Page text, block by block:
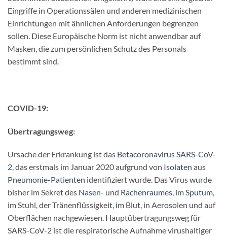
Eingriffe in Operationssälen und anderen medizinischen
Einrichtungen mit ähnlichen Anforderungen begrenzen
sollen. Diese Europäische Norm ist nicht anwendbar auf
Masken, die zum persönlichen Schutz des Personals
bestimmt sind.
COVID-19:
Übertragungsweg:
Ursache der Erkrankung ist das BetacoronavirusSARS-CoV-
2, das erstmals im Januar 2020 aufgrund von Isolaten aus
Pneumonie-Patienten identifiziert wurde. Das Virus wurde
bisher im Sekret des Nasen- und Rachenraumes, imSputum,
im Stuhl, der Tränenflüssigkeit, im Blut, in Aerosolen und auf
Oberflächen nachgewiesen. Hauptübertragungsweg für
SARS-CoV-2 ist die respiratorische Aufnahme virushaltiger